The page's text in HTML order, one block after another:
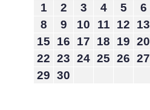
1
2 3 4 5 6
8
9 10 11 12 13
15
16 17 18 19 20
22 23 24 25 26 27
29 30